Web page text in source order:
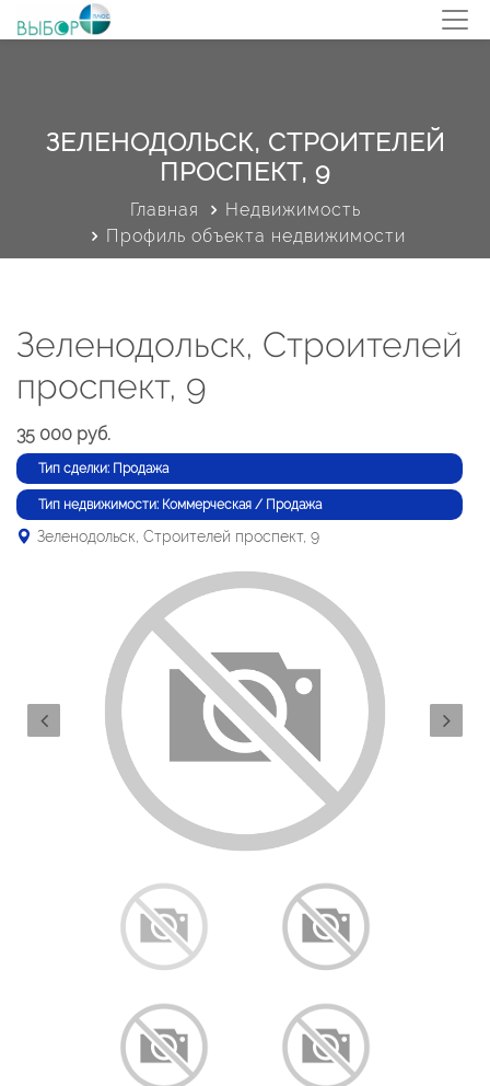
ЗЕЛЕНОДОЛЬСК, СТРОИТЕЛЕЙ
ПРОСПЕКТ, 9
Главная
Недвижимость
Профиль объекта недвижимости
Зеленодольск, Строителей
проспект, 9
35 000 руб.
Тип сделки: Продажа
Тип недвижимости: Коммерческая / Продажа
Зеленодольск, Строителей проспект, 9